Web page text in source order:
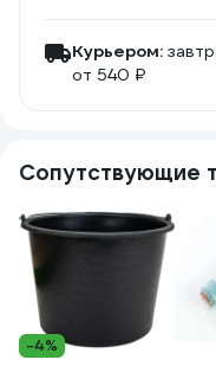
Курьером:
от 540 ₽
Сопутствующие
-4%